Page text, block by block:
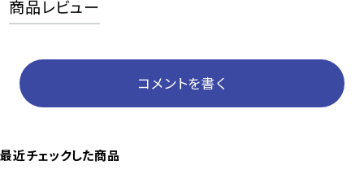
商品レビュー
コメントを書く
最近チェックした商品